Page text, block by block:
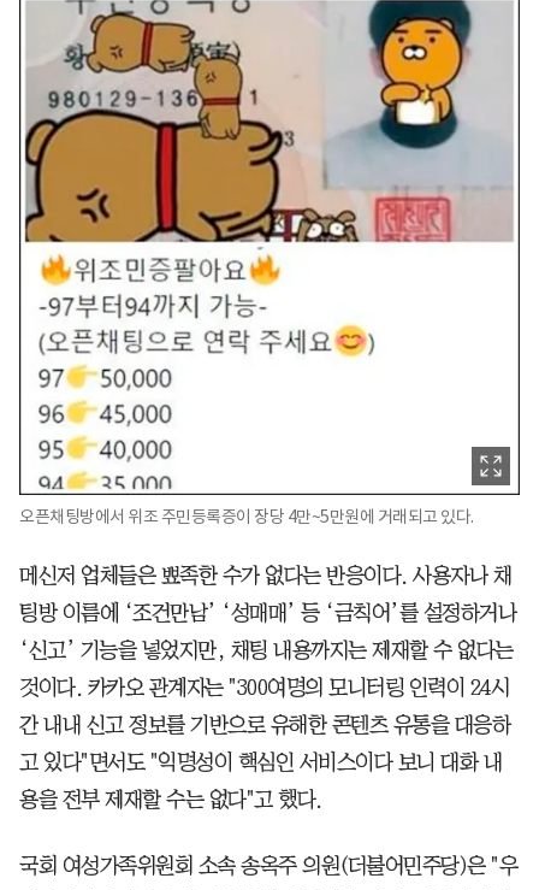
오픈채팅방에서 위조 주민등록증이 장당 4만~5만원에 거래되고 있다.
메신저 업체들은 뾰족한 수가 없다는 반응이다. 사용자나 채
팅방 이름에 ‘조건만남’ ‘성매매’ 등 ‘금칙어’를 설정하거나
‘신고’ 기능을 넣었지만, 채팅 내용까지는 제재할 수 없다는
것이다. 카카오 관계자는 "300여명의 모니터링 인력이 24시
간 내내 신고 정보를 기반으로 유해한 콘텐츠 유통을 대응하
고 있다"면서도 "익명성이 핵심인 서비스이다 보니 대화 내
용을 전부 제재할 수는 없다"고 했다.
국회 여성가족위원회 소속 송옥주 의원(더불어민주당)은 "우